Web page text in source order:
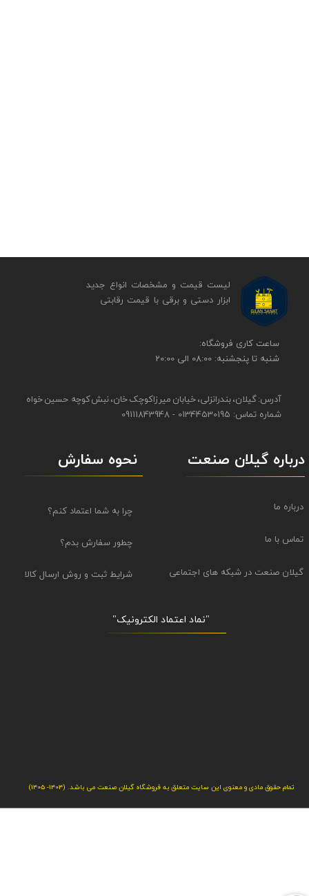
​​ساعت کاری فروشگاه:
شنبه تا پنجشنبه: 08:00 الی 20:00
آدرس: گیلان، بندرانزلی، خیابان میرزاکوچک خان، نبش کوچه حسین خواه
شماره تماس: 01344530195 - 09111843948
لیست قیمت و مشخصات انواع جدید
ابزار دستی و برقی ​​​​​​​با قیمت رقابتی
نحوه سفارش
چرا به شما اعتماد کنم؟
چطور سفارش بدم؟
شرایط ثبت و روش ارسال کالا
تمام حقوق مادی و معنوی این سایت متعلق به فروشگاه گیلان صنعت می باشد. (1404- 1405)
"نماد اعتماد الکترونیک​​​​​​​"
درباره گیلان صنعت
درباره ما
تماس با ما
گیلان صنعت در شبکه های اجتماعی